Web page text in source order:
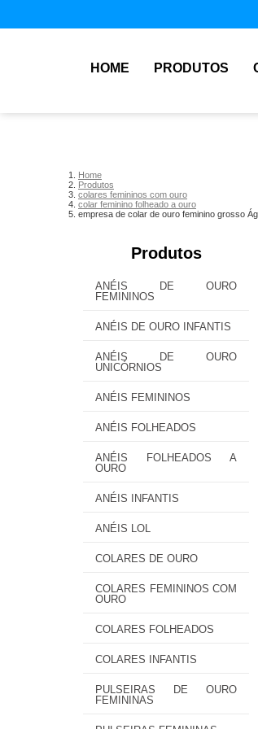
HOME PRODUTOS
Home
Produtos
colares femininos com ouro
colar feminino folheado a ouro
empresa de colar de ouro feminino grosso
Produtos
ANÉIS DE OURO
FEMININOS
ANÉIS DE OURO INFANTIS
ANÉIS DE OURO
UNICÓRNIOS
ANÉIS FEMININOS
ANÉIS FOLHEADOS
ANÉIS FOLHEADOS A
OURO
ANÉIS INFANTIS
ANÉIS LOL
COLARES DE OURO
COLARES FEMININOS COM
OURO
COLARES FOLHEADOS
COLARES INFANTIS
PULSEIRAS DE OURO
FEMININAS